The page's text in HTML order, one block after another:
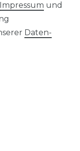
Impressum und
Daten­